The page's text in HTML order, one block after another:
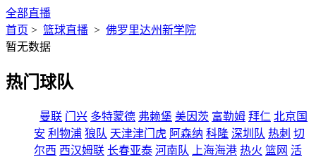
全部直播
首页 > 篮球直播 > 佛罗里达州新学院
暂无数据
热门球队
曼联 门兴 多特蒙德 弗赖堡 美因茨 富勒姆 拜仁 北京国
安 利物浦 狼队 天津津门虎 阿森纳 科隆 深圳队 热刺 切
尔西 西汉姆联 长春亚泰 河南队 上海海港 热火 篮网 活